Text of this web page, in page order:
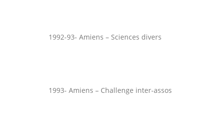
1992-93- Amiens – Sciences divers
1993- Amiens – Challenge inter-assos